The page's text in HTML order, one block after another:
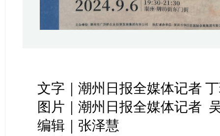
文字｜潮州日报全媒体记者
图片｜潮州日报全媒体记者
编辑｜张泽慧